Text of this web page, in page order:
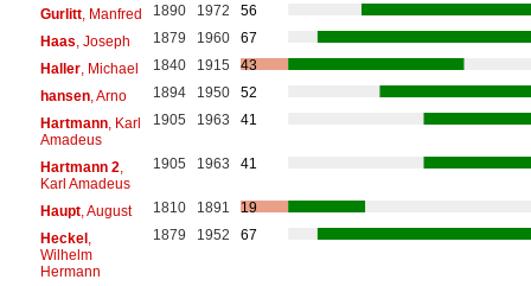
Gurlitt, Manfred 1890 1972
56
Haas , Joseph 1879 1960
67
Haller, Michael 1840 1915
43
hansen, Arno 1894 1950
52
Hartmann, Karl
Amadeus
1905 1963 41
Hartmann 2
Karl Amadeus
1905 1963 41
Haupt, August 1810 1891
19
Heckel,
Wilhelm
Hermann
1879 1952 67